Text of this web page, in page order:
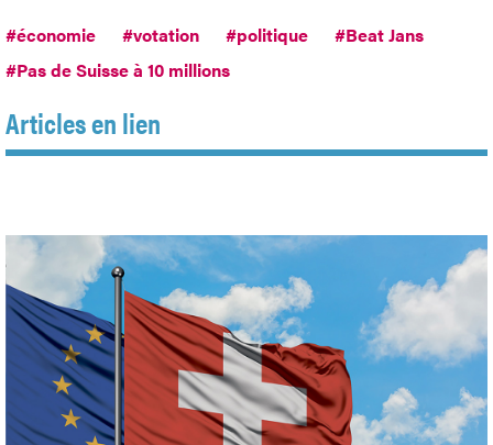
#économie #votation #politique
#Beat Jans
#Pas de Suisse à 10 millions
Articles en lien